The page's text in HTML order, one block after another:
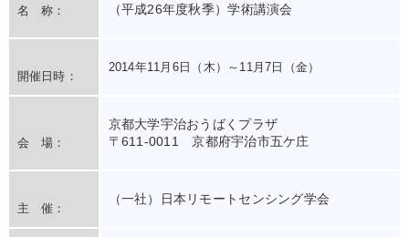
名 称：
（平成26年度秋季）学術講演会
開催日時：
2014年11月6日（木）～11月7日（金）
会 場：
京都大学宇治おうばくプラザ
〒611-0011 京都府宇治市五ケ庄
主 催：
（一社）日本リモートセンシング学会